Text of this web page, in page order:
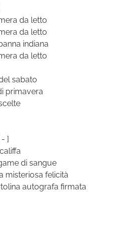
da letto
da letto
indiana
da letto
sabato
primavera
- ]
di sangue
misteriosa felicità
autografa firmata